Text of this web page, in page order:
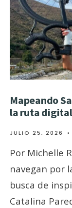
Mapeando
la ruta
JULIO 25, 2026 •
Por Michelle
navegan por
busca de
Catalina